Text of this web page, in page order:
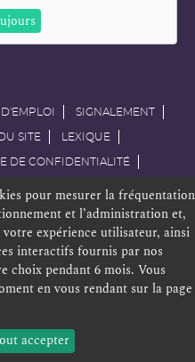
ouvrir
SIGNALEMENT
SITE LEXIQUE
DE CONFIDENTIALITÉ
pour mesurer la fréquentation
et l’administration et,
expérience utilisateur, ainsi
interactifs fournis par nos
choix pendant 6 mois. Vous
en vous rendant sur la page
accepter